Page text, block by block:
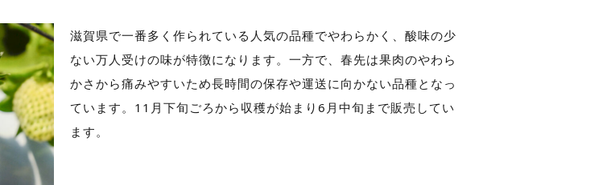
滋賀県で一番多く作られている人気の品種でやわらかく、酸味の少
ない万人受けの味が特徴になります。一方で、春先は果肉のやわら
かさから痛みやすいため長時間の保存や運送に向かない品種となっ
ています。11月下旬ごろから収穫が始まり6月中旬まで販売してい
ます。